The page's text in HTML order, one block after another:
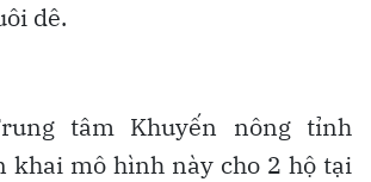
dê.
tâm Khuyến nông tỉnh
khai mô hình này cho 2 hộ tại